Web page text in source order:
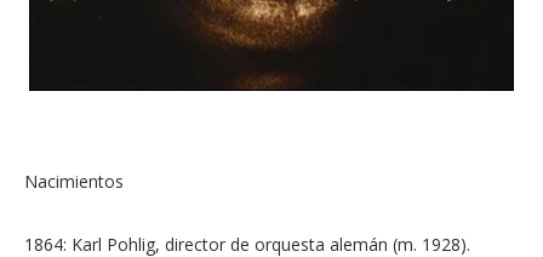
Nacimientos
1864: Karl Pohlig, director de orquesta alemán (m. 1928).